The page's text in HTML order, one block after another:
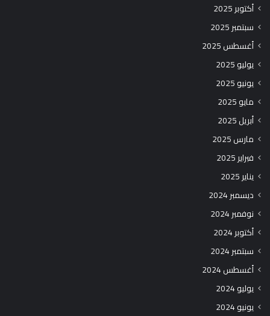
أكتوبر 2025
سبتمبر 2025
أغسطس 2025
يوليو 2025
يونيو 2025
مايو 2025
أبريل 2025
مارس 2025
فبراير 2025
يناير 2025
ديسمبر 2024
نوفمبر 2024
أكتوبر 2024
سبتمبر 2024
أغسطس 2024
يوليو 2024
يونيو 2024